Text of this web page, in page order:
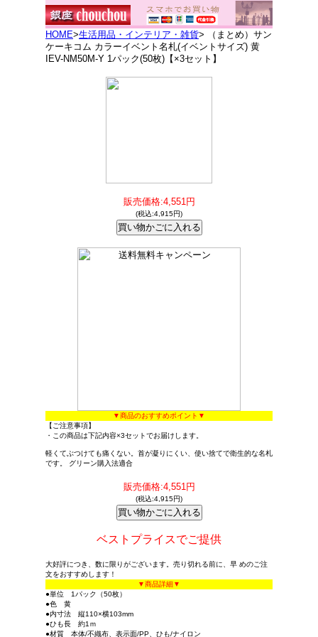
HOME>生活用品・インテリア・雑貨> （まとめ）サン
ケーキコム カラーイベント名札(イベントサイズ) 黄
IEV-NM50M-Y 1パック(50枚)【×3セット】
販売価格:4,551円
(税込:4,915円)
▼商品のおすすめポイント▼
【ご注意事項】
・この商品は下記内容×3セットでお届けします。
軽くてぶつけても痛くない。首が凝りにくい、使い捨てで衛生的な名札
です。 グリーン購入法適合
販売価格:4,551円
(税込:4,915円)
ベストプライスでご提供
大好評につき、数に限りがございます。売り切れる前に、早 めのご注
文をおすすめします！
▼商品詳細▼
●単位 1パック（50枚）
●色 黄
●内寸法 縦110×横103mm
●ひも長 約1ｍ
●材質 本体/不織布、表示面/PP、ひも/ナイロン